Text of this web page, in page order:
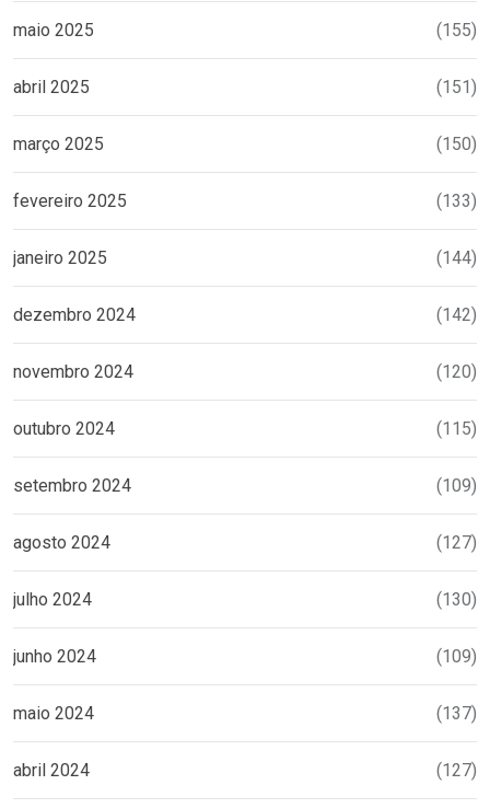
maio 2025 (155)
abril 2025 (151)
março 2025 (150)
fevereiro 2025 (133)
janeiro 2025 (144)
dezembro 2024 (142)
novembro 2024 (120)
outubro 2024 (115)
setembro 2024 (109)
agosto 2024 (127)
julho 2024 (130)
junho 2024 (109)
maio 2024 (137)
abril 2024 (127)